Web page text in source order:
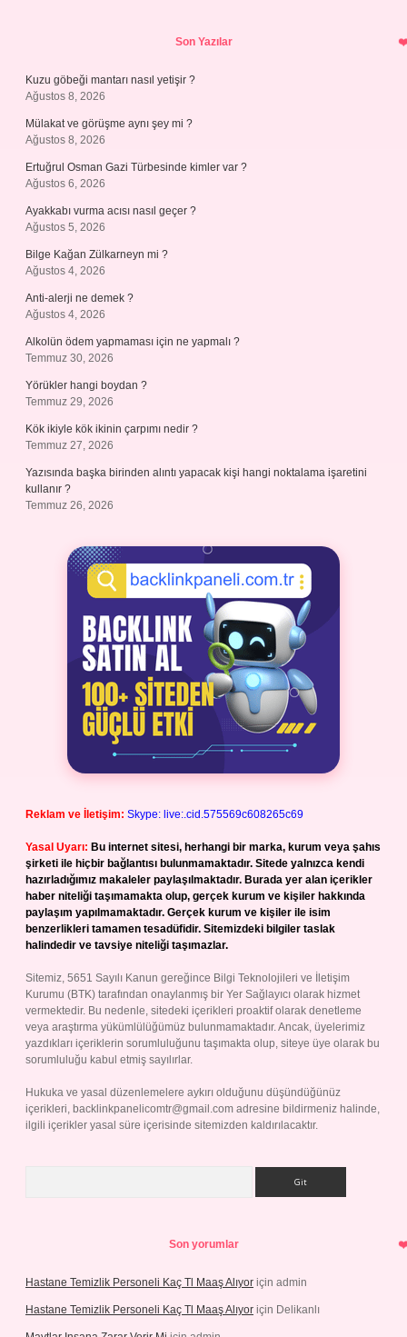
Son Yazılar
Kuzu göbeği mantarı nasıl yetişir ?
Ağustos 8, 2026
Mülakat ve görüşme aynı şey mi ?
Ağustos 8, 2026
Ertuğrul Osman Gazi Türbesinde kimler var ?
Ağustos 6, 2026
Ayakkabı vurma acısı nasıl geçer ?
Ağustos 5, 2026
Bilge Kağan Zülkarneyn mi ?
Ağustos 4, 2026
Anti-alerji ne demek ?
Ağustos 4, 2026
Alkolün ödem yapmaması için ne yapmalı ?
Temmuz 30, 2026
Yörükler hangi boydan ?
Temmuz 29, 2026
Kök ikiyle kök ikinin çarpımı nedir ?
Temmuz 27, 2026
Yazısında başka birinden alıntı yapacak kişi hangi noktalama işaretini
kullanır ?
Temmuz 26, 2026
Reklam ve İletişim: Skype: live:.cid.575569c608265c69
Yasal Uyarı: Bu internet sitesi, herhangi bir marka, kurum veya şahıs
şirketi ile hiçbir bağlantısı bulunmamaktadır. Sitede yalnızca kendi
hazırladığımız makaleler paylaşılmaktadır. Burada yer alan içerikler
haber niteliği taşımamakta olup, gerçek kurum ve kişiler hakkında
paylaşım yapılmamaktadır. Gerçek kurum ve kişiler ile isim
benzerlikleri tamamen tesadüfidir. Sitemizdeki bilgiler taslak
halindedir ve tavsiye niteliği taşımazlar.
Sitemiz, 5651 Sayılı Kanun gereğince Bilgi Teknolojileri ve İletişim
Kurumu (BTK) tarafından onaylanmış bir Yer Sağlayıcı olarak hizmet
vermektedir. Bu nedenle, sitedeki içerikleri proaktif olarak denetleme
veya araştırma yükümlülüğümüz bulunmamaktadır. Ancak, üyelerimiz
yazdıkları içeriklerin sorumluluğunu taşımakta olup, siteye üye olarak bu
sorumluluğu kabul etmiş sayılırlar.
Hukuka ve yasal düzenlemelere aykırı olduğunu düşündüğünüz
içerikleri, backlinkpanelicomtr@gmail.com adresine bildirmeniz halinde,
ilgili içerikler yasal süre içerisinde sitemizden kaldırılacaktır.
Son yorumlar
Hastane Temizlik Personeli Kaç Tl Maaş Alıyor için admin
Hastane Temizlik Personeli Kaç Tl Maaş Alıyor için Delikanlı